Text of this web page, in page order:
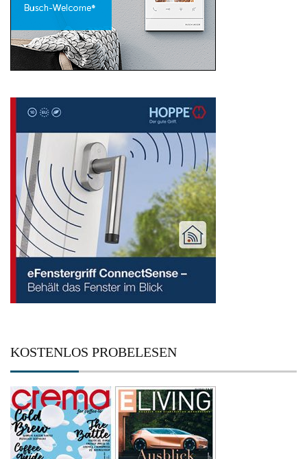
KOSTENLOS PROBELESEN